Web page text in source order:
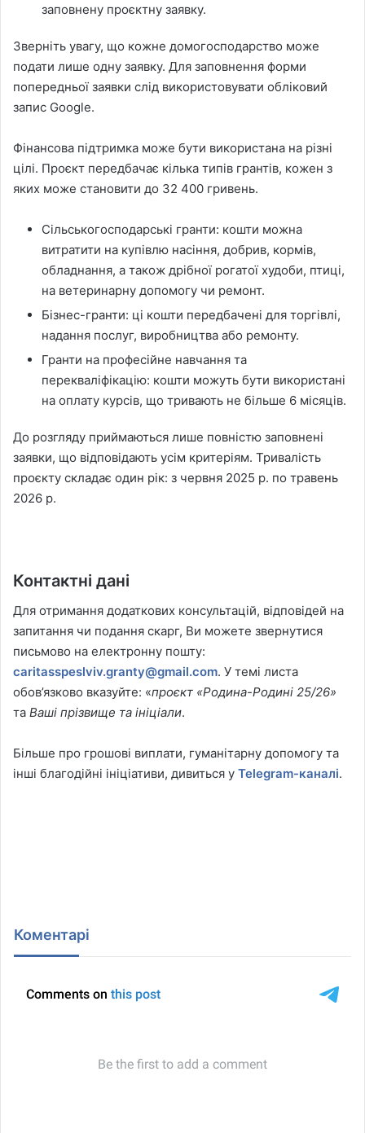
заповнену проєктну заявку.
Зверніть увагу, що кожне домогосподарство може
подати лише одну заявку. Для заповнення форми
попередньої заявки слід використовувати обліковий
запис Google.
Фінансова підтримка може бути використана на різні
цілі. Проєкт передбачає кілька типів грантів, кожен з
яких може становити до 32 400 гривень.
Сільськогосподарські гранти: кошти можна
витратити на купівлю насіння, добрив, кормів,
обладнання, а також дрібної рогатої худоби, птиці,
на ветеринарну допомогу чи ремонт.
Бізнес-гранти: ці кошти передбачені для торгівлі,
надання послуг, виробництва або ремонту.
Гранти на професійне навчання та
перекваліфікацію: кошти можуть бути використані
на оплату курсів, що тривають не більше 6 місяців.
До розгляду приймаються лише повністю заповнені
заявки, що відповідають усім критеріям. Тривалість
проєкту складає один рік: з червня 2025 р. по травень
2026 р.
Контактні дані
Для отримання додаткових консультацій, відповідей на
запитання чи подання скарг, Ви можете звернутися
письмово на електронну пошту:
caritasspeslviv.granty@gmail.com. У темі листа
обов’язково вказуйте: «проєкт «Родина-Родині 25/26»
та Ваші прізвище та ініціали.
Більше про грошові виплати, гуманітарну допомогу та
інші благодійні ініціативи, дивиться у Telegram-каналі.
Коментарі